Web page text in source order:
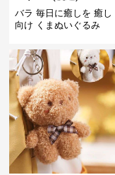
バラ 毎日に癒しを 癒し
向け くまぬいぐるみ